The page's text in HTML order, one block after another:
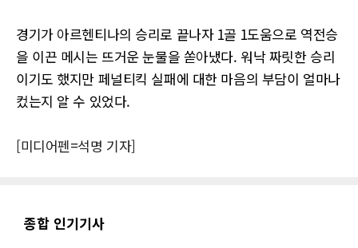
경기가 아르헨티나의 승리로 끝나자 1골 1도움으로 역전승
을 이끈 메시는 뜨거운 눈물을 쏟아냈다. 워낙 짜릿한 승리
이기도 했지만 페널티킥 실패에 대한 마음의 부담이 얼마나
컸는지 알 수 있었다.
[미디어펜=석명 기자]
종합 인기기사